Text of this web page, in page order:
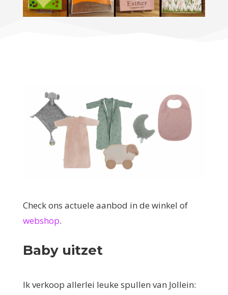
Check ons actuele aanbod in de winkel of
webshop.
Baby uitzet
Ik verkoop allerlei leuke spullen van Jollein: